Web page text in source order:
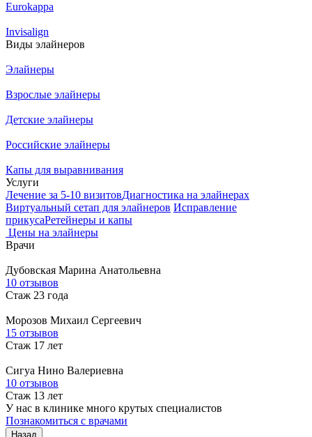
Eurokappa
Invisalign
Виды элайнеров
Элайнеры
Взрослые элайнеры
Детские элайнеры
Российские элайнеры
Капы для выравнивания
Услуги
Лечение за 5-10 визитовДиагностика на элайнерах
Виртуальный сетап для элайнеров Исправление
прикусаРетейнеры и капы
Цены на элайнеры
Врачи
Дубовская Марина Анатольевна
10 отзывов
Стаж 23 года
Морозов Михаил Сергеевич
15 отзывов
Стаж 17 лет
Сигуа Нино Валериевна
10 отзывов
Стаж 13 лет
У нас в клинике много крутых специалистов
Познакомиться с врачами
Назад